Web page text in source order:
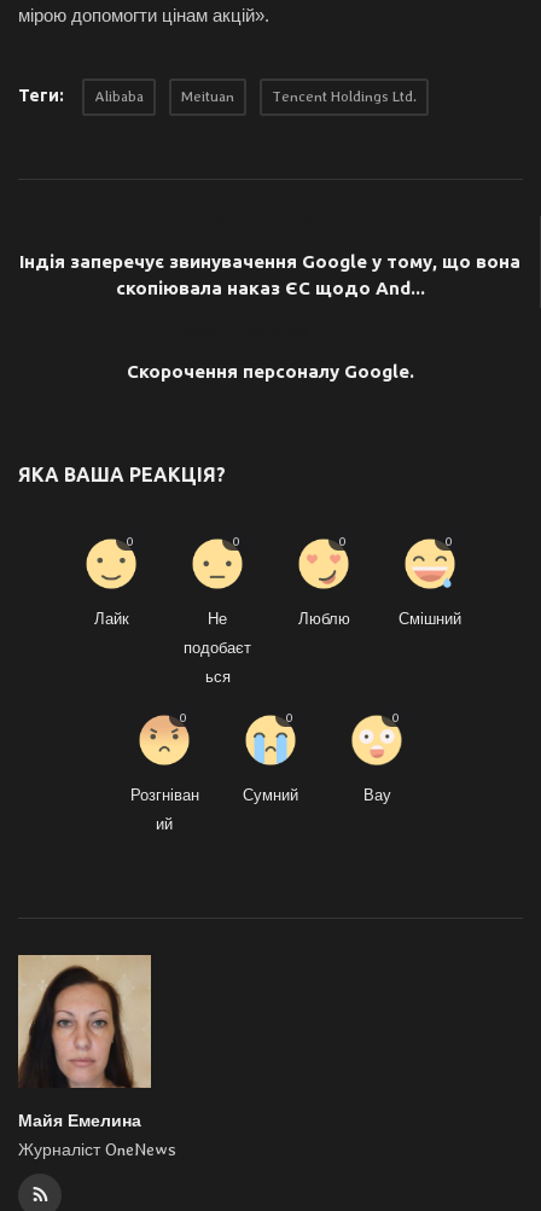
мірою допомогти цінам акцій».
Теги: Alibaba Meituan Tencent Holdings Ltd.
Індія заперечує звинувачення Google у тому, що вона
скопіювала наказ ЄС щодо And...
Скорочення персоналу Google.
ЯКА ВАША РЕАКЦІЯ?
Лайк
0
Не
подобаєт
ься
0
Люблю
0
Смішний
0
Розгніван
ий
0
Сумний
0
Вау
0
Майя Емелина
Журналіст OneNews